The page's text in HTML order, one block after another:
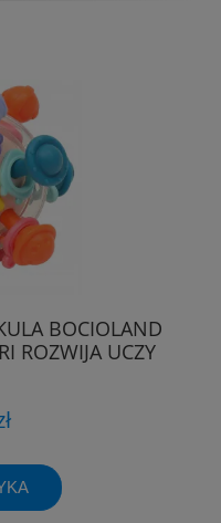
BOCIOLAND
ROZWIJA UCZY